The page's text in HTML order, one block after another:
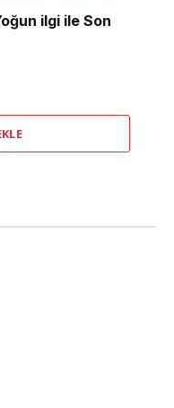
ilgi ile Son